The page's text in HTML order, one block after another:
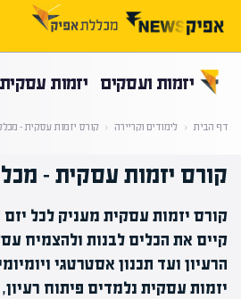
יזמות ועסקים יזמות עסקית
דף הבית ‹ לימודים וקריירה ‹ קורס יזמות עסקית –
קורס יזמות עסקית –
קורס יזמות עסקית מעניק לכל
קיים את הכלים לבנות ולהצמיח
הרעיון ועד תכנון אסטרטגי
יזמות עסקית נלמדים פיתוח